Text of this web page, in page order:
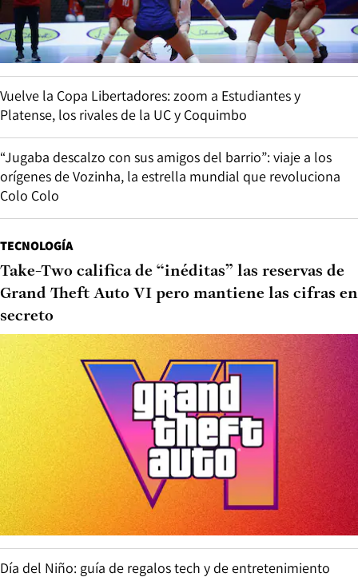
Vuelve la Copa Libertadores: zoom a Estudiantes y
Platense, los rivales de la UC y Coquimbo
“Jugaba descalzo con sus amigos del barrio”: viaje a los
orígenes de Vozinha, la estrella mundial que revoluciona
Colo Colo
TECNOLOGÍA
Take-Two califica de “inéditas” las reservas de
Grand Theft Auto VI pero mantiene las cifras en
secreto
Día del Niño: guía de regalos tech y de entretenimiento